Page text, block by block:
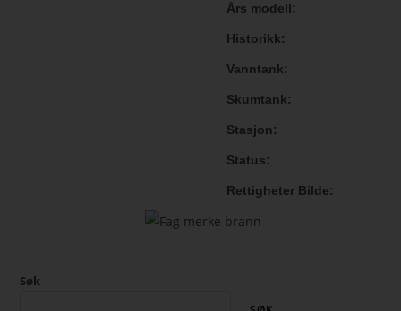
Års modell
Historikk
Vanntank
Skumtank
Stasjon
Status
Rettigheter Bilde
Søk